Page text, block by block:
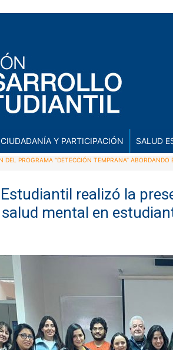
CIUDADANÍA Y PARTICIPACIÓN SALUD
PROGRAMA “DETECCIÓN TEMPRANA”
realizó la
mental en